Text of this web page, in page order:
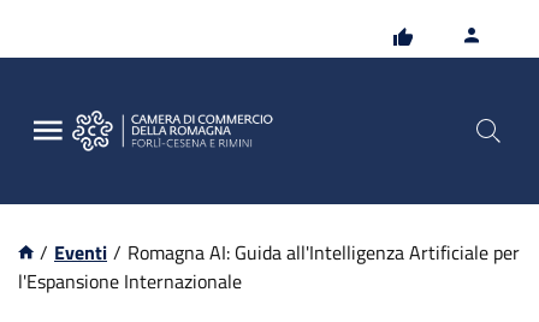
/ Eventi / Romagna AI: Guida all'Intelligenza Artificiale per
l'Espansione Internazionale